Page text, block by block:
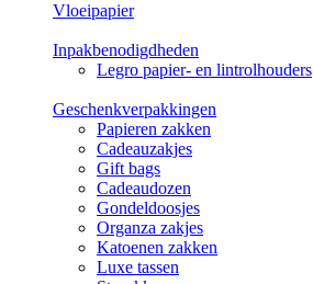
Vloeipapier
Inpakbenodigdheden
Legro papier- en lintrolhouders
Geschenkverpakkingen
Papieren zakken
Cadeauzakjes
Gift bags
Cadeaudozen
Gondeldoosjes
Organza zakjes
Katoenen zakken
Luxe tassen